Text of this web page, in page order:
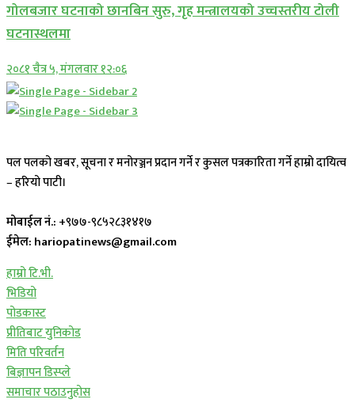
गोलबजार घटनाको छानबिन सुरु, गृह मन्त्रालयको उच्चस्तरीय टोली
घटनास्थलमा
२०८१ चैत्र ५, मंगलवार १२:०६
पल पलको खबर, सूचना र मनोरञ्जन प्रदान गर्ने र कुसल पत्रकारिता गर्ने हाम्रो दायित्व
– हरियो पाटी।
मोबाईल नं.: +९७७-९८५२८३१४१७
ईमेल: hariopatinews@gmail.com
हाम्रो टि.भी.
भिडियो
पोडकास्ट
प्रीतिबाट युनिकोड
मिति परिवर्तन
बिज्ञापन डिस्प्ले
समाचार पठाउनुहोस